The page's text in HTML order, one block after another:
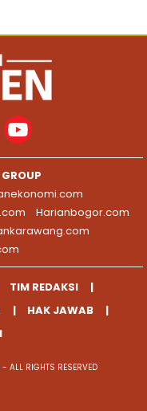
Harianbogor.com
TIM REDAKSI
HAK JAWAB
ALL RIGHTS RESERVED